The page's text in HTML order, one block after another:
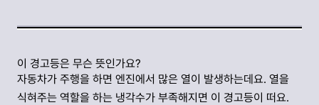
이 경고등은 무슨 뜻인가요?
자동차가 주행을 하면 엔진에서 많은 열이 발생하는데요. 열을
식혀주는 역할을 하는 냉각수가 부족해지면 이 경고등이 떠요.